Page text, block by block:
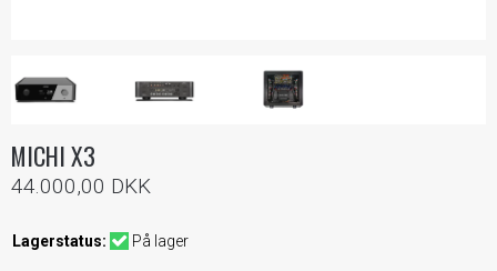
MICHI X3
44.000,00 DKK
Lagerstatus: På lager